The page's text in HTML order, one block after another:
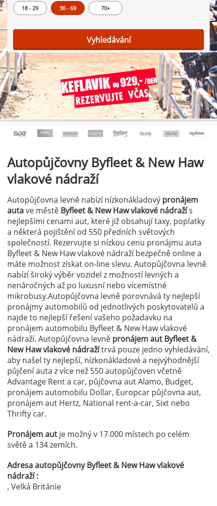
18 - 29 30 - 69 70+
Vyhledávání
AutopůjčovnyByfleet & New Haw
vlakové nádraží
Autopůjčovna levně nabízí nízkonákladový pronájem
autave městě Byfleet & New Haw vlakové nádražís
nejlepšími cenami aut, které již obsahují taxy, poplatky
a některá pojištění od 550 předních světových
společností. Rezervujte si nízkou cenu pronájmu auta
Byfleet & New Haw vlakové nádraží bezpečně online a
máte možnost získat on-line slevu. Autopůjčovna levně
nabízí široký výběr vozidel z možností levných a
nenáročných až po luxusní nebo vícemístné
mikrobusy.Autopůjčovna levně porovnává ty nejlepší
pronájmy automobilů od jednotlivých poskytovatelů a
najde to nejlepší řešení vašeho požadavku na
pronájem automobilu Byfleet & New Haw vlakové
nádraží. Autopůjčovna levně pronájem aut Byfleet &
New Haw vlakové nádražítrvá pouze jedno vyhledávání,
aby našel ty nejlepší, nízkonákladové a nejvýhodnější
půjčení auta z více než 550 autopůjčoven včetně
Advantage Rent a car, půjčovna aut Alamo, Budget,
pronájem automobilu Dollar, Europcar půjčovna aut,
pronájem aut Hertz, National rent-a-car, Sixt nebo
Thrifty car.
Pronájem aut je možný v 17.000 místech po celém
světě a 134 zemích.
Adresa autopůjčovny Byfleet & New Haw vlakové
nádraží :
, Velká Británie